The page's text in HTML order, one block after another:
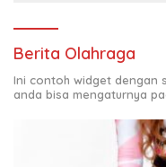
Berita Olahraga
Ini contoh widget dengan
anda bisa mengaturnya